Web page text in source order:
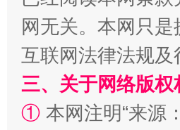
站台名比不上好声名
网无关。本网只
互联网法律法规
三、关于网络版权
① 本网注明“来源